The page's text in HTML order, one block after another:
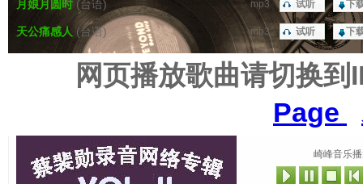
月娘月圆时 (台语)
天公痛感人 (台语)
下
下
mp3 试听
mp3 试听
网页播放歌曲请切换
Page
崎峰音乐